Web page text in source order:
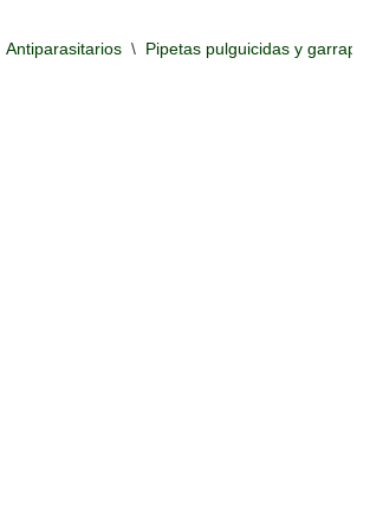
Antiparasitarios \ Pipetas pulguicidas y